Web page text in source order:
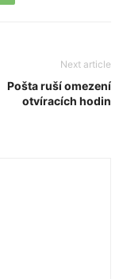
Next article
Pošta ruší omezení
otvíracích hodin